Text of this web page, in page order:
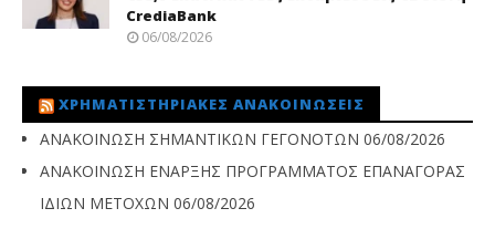
CrediaBank
06/08/2026
ΧΡΗΜΑΤΙΣΤΗΡΙΑΚΈΣ ΑΝΑΚΟΙΝΏΣΕΙΣ
ΑΝΑΚΟΙΝΩΣΗ ΣΗΜΑΝΤΙΚΩΝ ΓΕΓΟΝΟΤΩΝ 06/08/2026
ΑΝΑΚΟΙΝΩΣΗ ΕΝΑΡΞΗΣ ΠΡΟΓΡΑΜΜΑΤΟΣ ΕΠΑΝΑΓΟΡΑΣ
ΙΔΙΩΝ ΜΕΤΟΧΩΝ 06/08/2026